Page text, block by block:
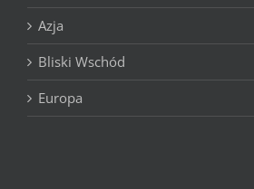
Azja
Bliski Wschód
Europa